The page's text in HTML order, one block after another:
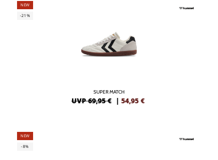
NEW
-21%
SUPER MATCH
UVP 69,95 € | 54,95 €
NEW
-8%